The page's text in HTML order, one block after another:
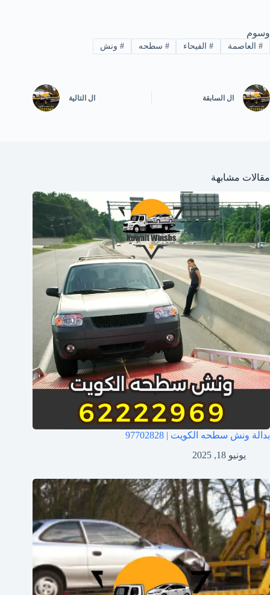
وسوم
#العاصمة #الفيحاء # سطحه # ونش
ال السابقة ال التالية
مقالات مشابهة
بدالة ونش سطحه الكويت | 97702828
يونيو 18, 2025